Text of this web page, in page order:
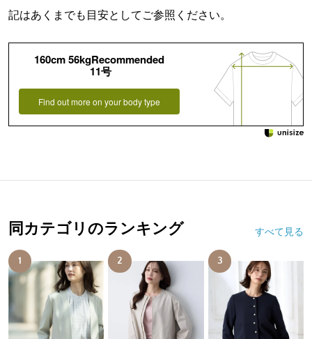
記はあくまでも目安としてご参照ください。
160cm 56kgRecommended
11号
Find out more on your body type
同カテゴリのランキング すべて見る
1 2 3